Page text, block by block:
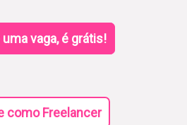
vaga, é grátis!
como Freelancer